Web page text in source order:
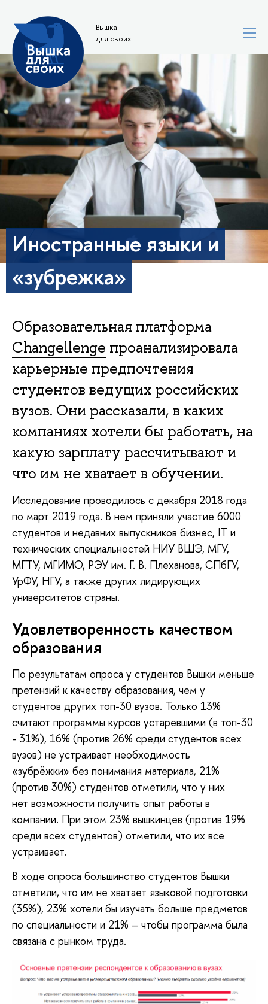
Вышка
для своих
Иностранные языки и
«зубрежка»
Образовательная платформа
Changellenge проанализировала
карьерные предпочтения
студентов ведущих российских
вузов. Они рассказали, в каких
компаниях хотели бы работать, на
какую зарплату рассчитывают и
что им не хватает в обучении.
Исследование проводилось с декабря 2018 года
по март 2019 года. В нем приняли участие 6000
студентов и недавних выпускников бизнес, IT и
технических специальностей НИУ ВШЭ, МГУ,
МГТУ, МГИМО, РЭУ им. Г. В. Плеханова, СПбГУ,
УрФУ, НГУ, а также других лидирующих
университетов страны.
Удовлетворенность качеством
образования
По результатам опроса у студентов Вышки меньше
претензий к качеству образования, чем у
студентов других топ-30 вузов. Только 13%
считают программы курсов устаревшими (в топ-30
- 31%), 16% (против 26% среди студентов всех
вузов) не устраивает необходимость
«зубрёжки» без понимания материала, 21%
(против 30%) студентов отметили, что у них
нет возможности получить опыт работы в
компании. При этом 23% вышкинцев (против 19%
среди всех студентов) отметили, что их все
устраивает.
В ходе опроса большинство студентов Вышки
отметили, что им не хватает языковой подготовки
(35%), 23% хотели бы изучать больше предметов
по специальности и 21% – чтобы программа была
связана с рынком труда.